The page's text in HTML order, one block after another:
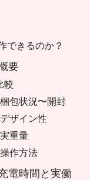
できるのか？
要
較
包状況〜開封
ザイン性
重量
作方法
電時間と実働